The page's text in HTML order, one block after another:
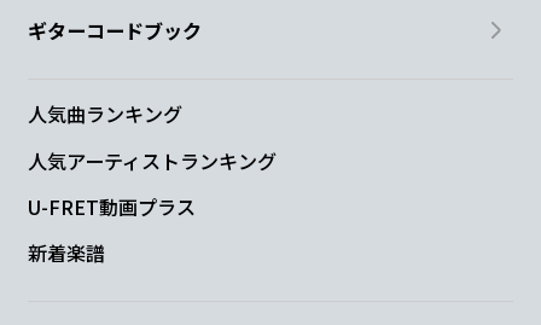
ギターコードブック
人気曲ランキング
人気アーティストランキング
U-FRET動画プラス
新着楽譜